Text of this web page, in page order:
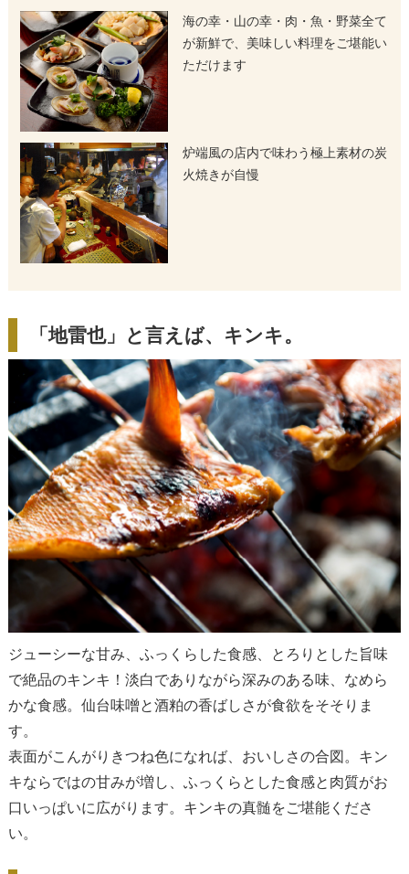
海の幸・山の幸・肉・魚・野菜全て
が新鮮で、美味しい料理をご堪能い
ただけます
炉端風の店内で味わう極上素材の炭
火焼きが自慢
「地雷也」と言えば、キンキ。
ジューシーな甘み、ふっくらした食感、とろりとした旨味
で絶品のキンキ！淡白でありながら深みのある味、なめら
かな食感。仙台味噌と酒粕の香ばしさが食欲をそそりま
す。
表面がこんがりきつね色になれば、おいしさの合図。キン
キならではの甘みが増し、ふっくらとした食感と肉質がお
口いっぱいに広がります。キンキの真髄をご堪能くださ
い。